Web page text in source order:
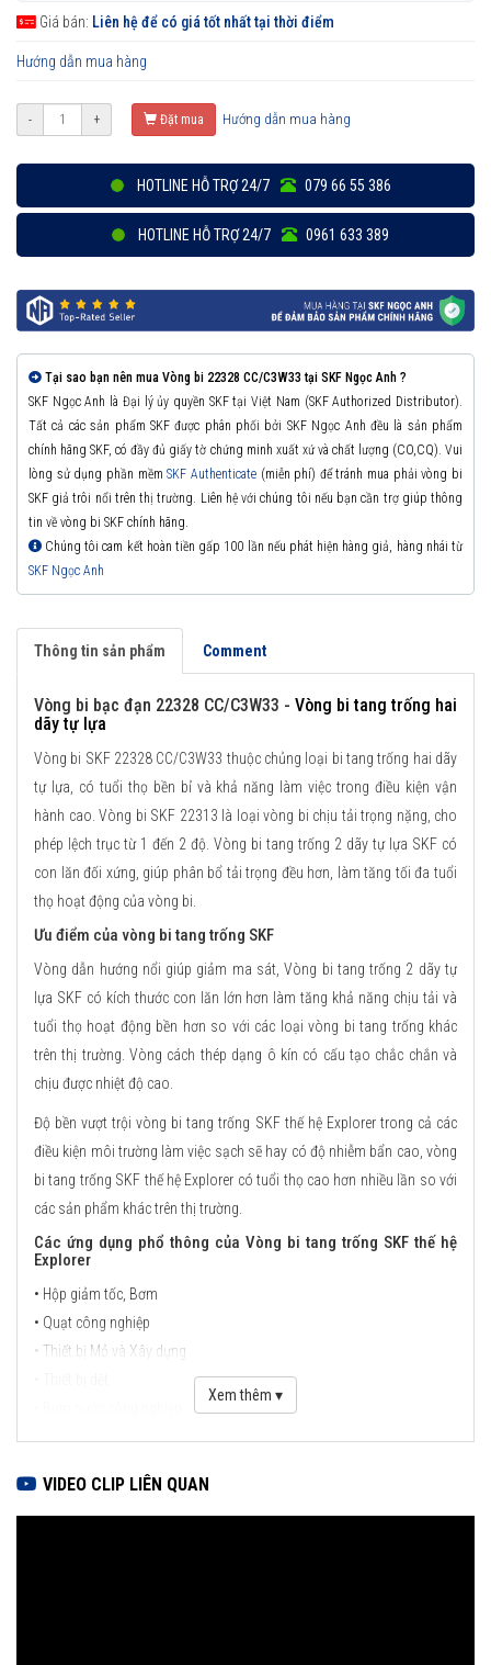
Giá bán: Liên hệ để có giá tốt nhất tại thời điểm
Hướng dẫn mua hàng
- + Đặt mua Hướng dẫn mua hàng
HOTLINE HỖ TRỢ 24/7 079 66 55 386
HOTLINE HỖ TRỢ 24/7 0961 633 389
Tại sao bạn nên mua Vòng bi 22328 CC/C3W33 tại SKF Ngọc Anh ?
SKF Ngọc Anh là Đại lý ủy quyền SKF tại Việt Nam (SKF Authorized Distributor).
Tất cả các sản phẩm SKF được phân phối bởi SKF Ngọc Anh đều là sản phẩm
chính hãng SKF, có đầy đủ giấy tờ chứng minh xuất xứ và chất lượng (CO,CQ). Vui
lòng sử dụng phần mềmSKF Authenticate(miễn phí) để tránh mua phải vòng bi
SKF giả trôi nổi trên thị trường. Liên hệ với chúng tôi nếu bạn cần trợ giúp thông
tin về vòng bi SKF chính hãng.
Chúng tôi cam kết hoàn tiền gấp 100 lần nếu phát hiện hàng giả, hàng nhái từ
SKF Ngọc Anh
Thông tin sản phẩm Comment
Vòng bi bạc đạn 22328 CC/C3W33 - Vòng bi tang trống hai
dãy tự lựa
Vòng bi SKF 22328 CC/C3W33 thuộc chủng loại bi tang trống hai dãy
tự lựa, có tuổi thọ bền bỉ và khả năng làm việc trong điều kiện vận
hành cao. Vòng bi SKF 22313 là loại vòng bi chịu tải trọng nặng, cho
phép lệch trục từ 1 đến 2 độ. Vòng bi tang trống 2 dãy tự lựa SKF có
con lăn đối xứng, giúp phân bổ tải trọng đều hơn, làm tăng tối đa tuổi
thọ hoạt động của vòng bi.
Ưu điểm của vòng bi tang trống SKF
Vòng dẫn hướng nổi giúp giảm ma sát, Vòng bi tang trống 2 dãy tự
lựa SKF có kích thước con lăn lớn hơn làm tăng khả năng chịu tải và
tuổi thọ hoạt động bền hơn so với các loại vòng bi tang trống khác
trên thị trường. Vòng cách thép dạng ô kín có cấu tạo chắc chắn và
chịu được nhiệt độ cao.
Độ bền vượt trội vòng bi tang trống SKF thế hệ Explorer trong cả các
điều kiện môi trường làm việc sạch sẽ hay có độ nhiễm bẩn cao, vòng
bi tang trống SKF thế hệ Explorer có tuổi thọ cao hơn nhiều lần so với
các sản phẩm khác trên thị trường.
Các ứng dụng phổ thông của Vòng bi tang trống SKF thế hệ
Explorer
• Hộp giảm tốc, Bơm
• Quạt công nghiệp
• Thiết bị Mỏ và Xây dựng
• Thiết bị trong công nghiệp hoá dầu
• Thiết bị hằng hải
Xem thêm ▾
VIDEO CLIP LIÊN QUAN